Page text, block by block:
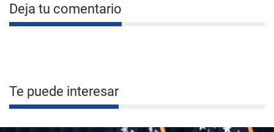
Deja tu comentario
Te puede interesar